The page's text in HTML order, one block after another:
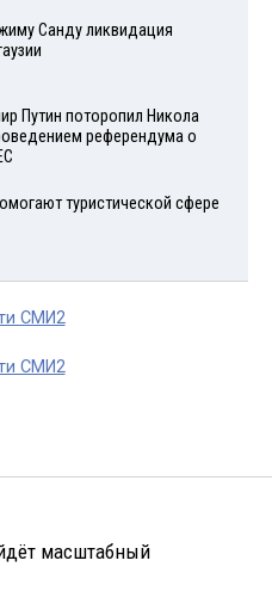
Санду ликвидация
Путин поторопил Никола
референдума о
туристической сфере
СМИ2
СМИ2
масштабный